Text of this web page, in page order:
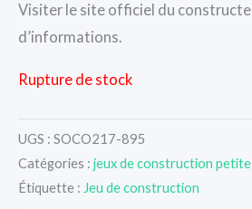
Visiter le site officiel du
d’informations.
Rupture de stock
UGS : SOCO217-895
Catégories : jeux de construction
Étiquette : Jeu de construction